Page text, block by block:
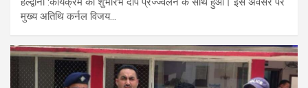
मुख्य अतिथि कर्नल विजय…